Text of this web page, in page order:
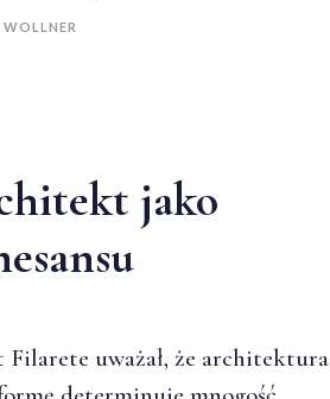
jako
Filarete uważał, że architektura